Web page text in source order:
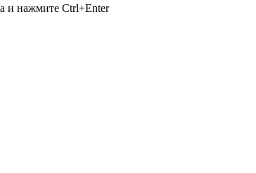
и нажмите Ctrl+Enter